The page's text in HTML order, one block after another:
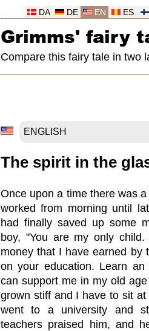
ES
EN
DE
DA
Grimms' fairy
Compare this fairy tale in two
The spirit in the
Once upon a time there was
worked from morning until
had finally saved up some
boy, "You are my only
money that I have earned by
on your education. Learn
can support me in my old
grown stiff and I have to sit
went to a university and
teachers praised him, and